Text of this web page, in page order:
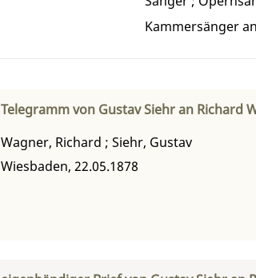
Kammersänger
Telegramm von Gustav Siehr an Richard
Wagner, Richard ; Siehr, Gustav
Wiesbaden, 22.05.1878